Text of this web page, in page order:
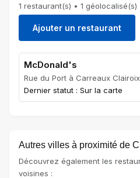
1 restaurant(s) • 1
Ajouter un restaurant
McDonald's
Rue du Port à Carreaux Clairoix
Dernier statut : Sur la carte
Autres villes à proximité de
Découvrez également les
voisines :